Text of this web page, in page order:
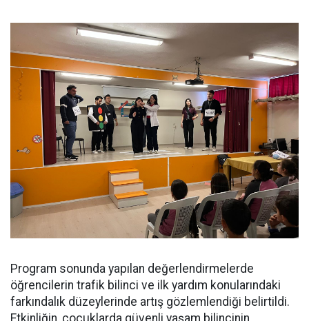
Program sonunda yapılan değerlendirmelerde
öğrencilerin trafik bilinci ve ilk yardım konularındaki
farkındalık düzeylerinde artış gözlemlendiği belirtildi.